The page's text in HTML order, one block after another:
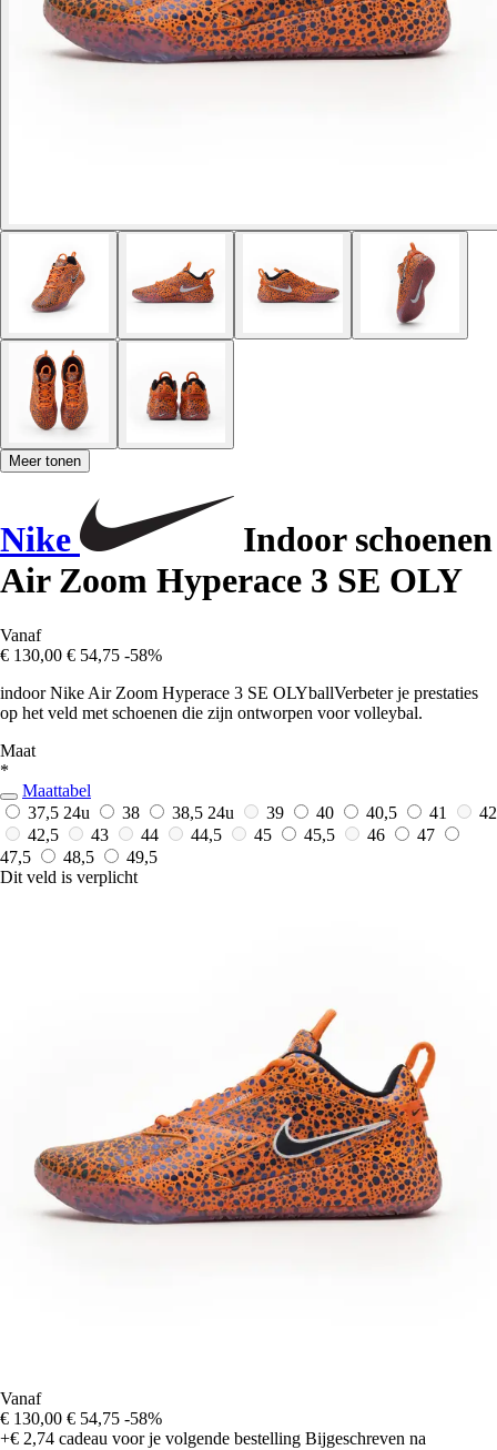
Meer tonen
Nike
Indoor schoenen
Air Zoom Hyperace 3 SE OLY
Vanaf
€ 130,00 € 54,75 -58%
indoor Nike Air Zoom Hyperace 3 SE OLYballVerbeter je prestaties
op het veld met schoenen die zijn ontworpen voor volleybal.
Maat
*
Maattabel
37,5 24u 38 38,5 24u 39 40 40,5 41
42
42,5
43 44 44,5 45 45,5 46
47
47,5
48,5
49,5
Dit veld is verplicht
Vanaf
€ 130,00 € 54,75 -58%
+€ 2,74 cadeau voor je volgende bestelling Bijgeschreven na